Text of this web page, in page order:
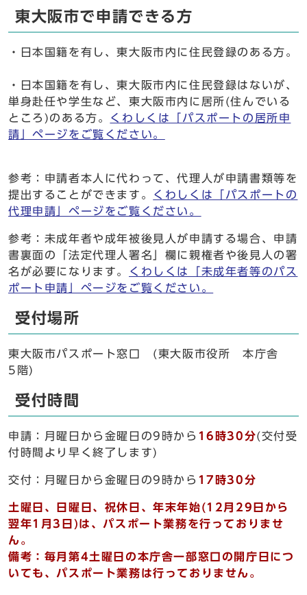
東大阪市で申請できる方
・日本国籍を有し、東大阪市内に住民登録のある方。
・日本国籍を有し、東大阪市内に住民登録はないが、
単身赴任や学生など、東大阪市内に居所(住んでいる
ところ)のある方。 くわしくは「パスポートの居所申
請」ページをご覧ください。
参考：申請者本人に代わって、代理人が申請書類等を
提出することができます。
くわしくは「パスポートの
代理申請」ページをご覧ください。
参考：未成年者や成年被後見人が申請する場合、申請
書裏面の「法定代理人署名」欄に親権者や後見人の署
名が必要になります。
くわしくは「未成年者等のパス
ポート申請」ページをご覧ください。
受付場所
東大阪市パスポート窓口 (東大阪市役所 本庁舎
5階)
受付時間
申請：月曜日から金曜日の9時から 16時30分(交付受
付時間より早く終了します)
交付：月曜日から金曜日の9時から 17時30分
土曜日、日曜日、祝休日、年末年始(12月29日から
翌年1月3日)は、パスポート業務を行っておりませ
ん。
備考：毎月第4土曜日の本庁舎一部窓口の開庁日につ
いても、パスポート業務は行っておりません。